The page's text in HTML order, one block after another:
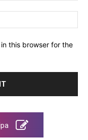
this browser for the